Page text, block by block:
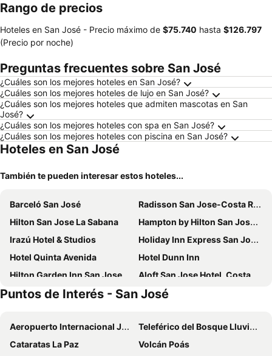
Rango de precios
Hoteles en San José - Precio máximo de ‎$75.740 hasta ‎$126.797
(Precio por noche)
Preguntas frecuentes sobre San José
¿Cuáles son los mejores hoteles en San José?
¿Cuáles son los mejores hoteles de lujo en San José?
¿Cuáles son los mejores hoteles que admiten mascotas en San
José?
¿Cuáles son los mejores hoteles con spa en San José?
¿Cuáles son los mejores hoteles con piscina en San José?
Hoteles en San José
También te pueden interesar estos hoteles...
Barceló San José
Radisson San Jose-Costa Rica
Hilton San Jose La Sabana
Hampton by Hilton San Jose Airport
Irazú Hotel & Studios
Holiday Inn Express San Jose Forum by IHG
Hotel Quinta Avenida
Hotel Dunn Inn
Hilton Garden Inn San Jose La Sabana
Aloft San Jose Hotel, Costa Rica
Hotel Milan Costa Rica
Fairfield by Marriott San Jose Airport Alajuela
Hotel Cortez Azul
Holiday Inn Express San Jose Costa Rica Airport By Ihg
Hotel Balmoral
KC Hotel San Jose
Puntos de Interés - San José
Aeropuerto Internacional Juan Santamaría - Costa Rica
Teleférico del Bosque Lluvioso
Cataratas La Paz
Volcán Poás